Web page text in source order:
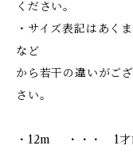
ください。
・サイズ表記はあく
など
から若干の違いがご
さい。
・12m ・・・ 1